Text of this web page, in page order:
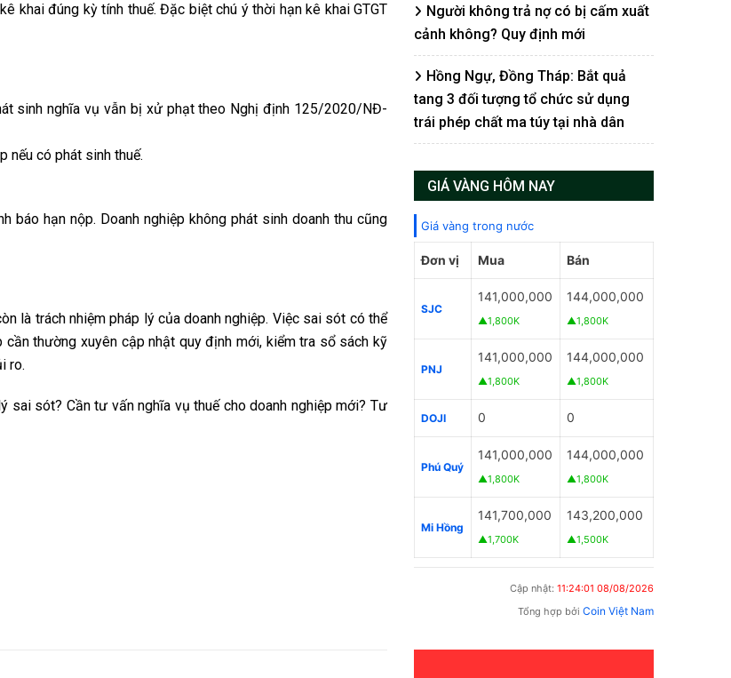
khai đúng kỳ tính thuế. Đặc biệt chú ý thời hạn kê khai GTGT
sinh nghĩa vụ vẫn bị xử phạt theo Nghị định 125/2020/NĐ-
nếu có phát sinh thuế.
báo hạn nộp. Doanh nghiệp không phát sinh doanh thu cũng
là trách nhiệm pháp lý của doanh nghiệp. Việc sai sót có thể
thường xuyên cập nhật quy định mới, kiểm tra sổ sách kỹ
ro.
sót? Cần tư vấn nghĩa vụ thuế cho doanh nghiệp mới? Tư
Người không trả nợ có bị cấm xuất
cảnh không? Quy định mới
Hồng Ngự, Đồng Tháp: Bắt quả
tang 3 đối tượng tổ chức sử dụng
trái phép chất ma túy tại nhà dân
GIÁ VÀNG HÔM NAY
Giá vàng trong nước
Đơn vị Mua Bán
SJC
141,000,000
▲1,800K
144,000,000
▲1,800K
PNJ
141,000,000
▲1,800K
144,000,000
▲1,800K
DOJI 0 0
Phú Quý
141,000,000
▲1,800K
144,000,000
▲1,800K
Mi Hồng
141,700,000
▲1,700K
143,200,000
▲1,500K
Cập nhật: 11:24:01 08/08/2026
Tổng hợp bởi Coin Việt Nam